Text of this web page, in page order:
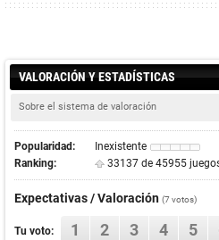
VALORACIÓN Y ESTADÍSTICAS
Sobre el sistema de valoración
Popularidad: Inexistente
Ranking: 33137 de 45955
Expectativas / Valoración (7votos)
Tu voto: 1 2 3 4 5